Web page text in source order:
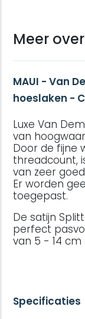
Meer
MAUI - Van
hoeslaken -
Luxe Van
van
Door de fijne
threadcount,
van zeer
Er worden
toegepast.
De satijn
perfect
van 5 - 14 cm
Specificaties